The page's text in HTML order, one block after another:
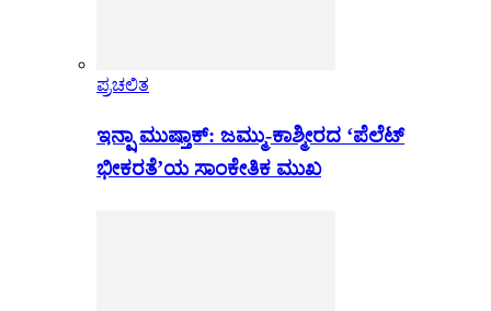
ಪ್ರಚಲಿತ
ಇನ್ಷಾ ಮುಷ್ತಾಕ್: ಜಮ್ಮು-ಕಾಶ್ಮೀರದ ‘ಪೆಲೆಟ್
ಭೀಕರತೆ’ಯ ಸಾಂಕೇತಿಕ ಮುಖ